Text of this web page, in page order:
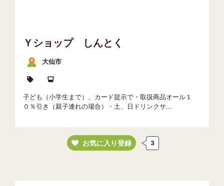
Ｙショップ しんとく
大仙市
子ども（小学生まで）、カード提示で・取扱商品オール１
０％引き（親子連れの場合）・土、日ドリンクサ...
お気に入り登録 3